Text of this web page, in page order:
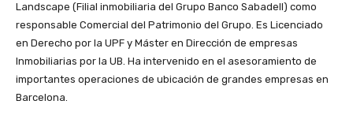
Landscape (Filial inmobiliaria del Grupo Banco Sabadell) como
responsable Comercial del Patrimonio del Grupo. Es Licenciado
en Derecho por la UPF y Máster en Dirección de empresas
Inmobiliarias por la UB. Ha intervenido en el asesoramiento de
importantes operaciones de ubicación de grandes empresas en
Barcelona.